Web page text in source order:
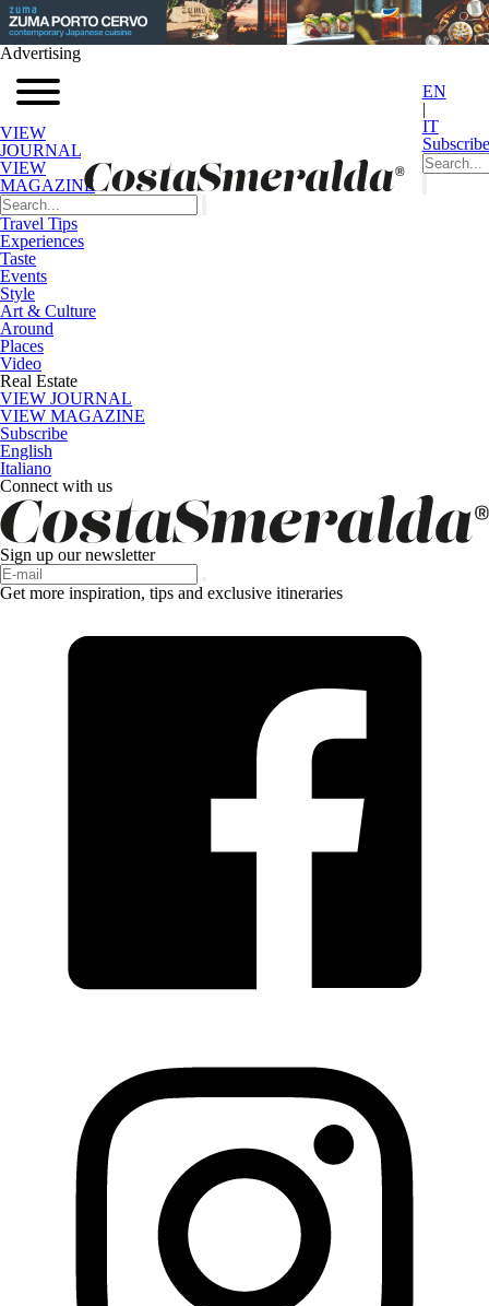
Advertising
VIEW
JOURNAL
VIEW
MAGAZINE
EN
|
IT
Subscribe
Travel Tips
Experiences
Taste
Events
Style
Art & Culture
Around
Places
Video
Real Estate
VIEW JOURNAL
VIEW MAGAZINE
Subscribe
English
Italiano
Connect with us
Sign up our newsletter
Get more inspiration, tips and exclusive itineraries